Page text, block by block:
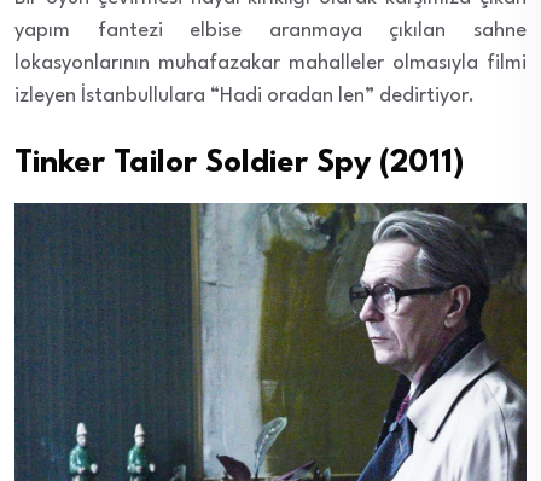
yapım fantezi elbise aranmaya çıkılan sahne
lokasyonlarının muhafazakar mahalleler olmasıyla filmi
izleyen İstanbullulara “Hadi oradan len” dedirtiyor.
Tinker Tailor Soldier Spy (2011)